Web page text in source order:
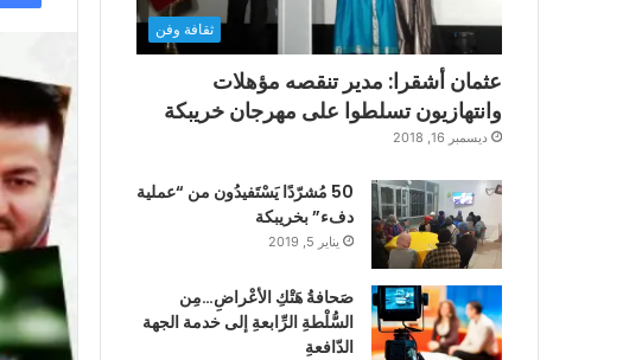
ثقافة وفن
عثمان أشقرا: مدير تنقصه مؤهلات
وانتهازيون تسلطوا على مهرجان خريبكة
ديسمبر 16, 2018
50 مُشرّدًا يَسْتَفيدُون من “عملية
دفء” بخريبكة
يناير 5, 2019
صَحافةُ هَتْكِ الأعْراضِ…مِن
السُّلْطةِ الرِّابعةِ إلى خدمة الجهة
الدّافعةِ